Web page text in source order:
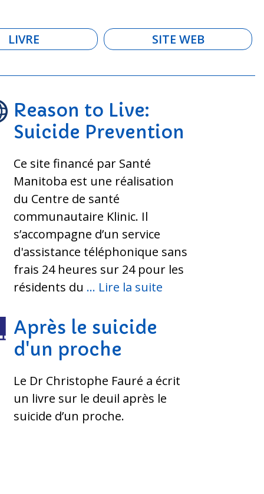
LIVRE SITE WEB
Reason to Live:
Suicide Prevention
Ce site financé par Santé
Manitoba est une réalisation
du Centre de santé
communautaire Klinic. Il
s’accompagne d’un service
d'assistance téléphonique sans
frais 24 heures sur 24 pour les
résidents du ... Lire la suite
Après le suicide
d'un proche
Le Dr Christophe Fauré a écrit
un livre sur le deuil après le
suicide d’un proche.